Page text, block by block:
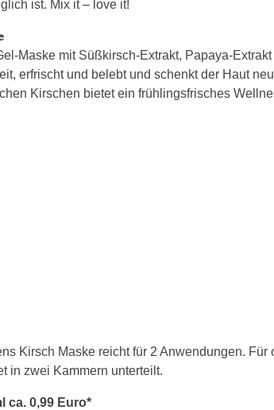
ist. Mix it – love it!
Maske mit Süßkirsch-Extrakt, Papaya-Extrakt
erfrischt und belebt und schenkt der Haut
Kirschen bietet ein frühlingsfrisches
Kirsch Maske reicht für 2 Anwendungen. Für
in zwei Kammern unterteilt.
ca. 0,99 Euro*